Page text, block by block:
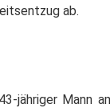
ab.
jähriger Mann